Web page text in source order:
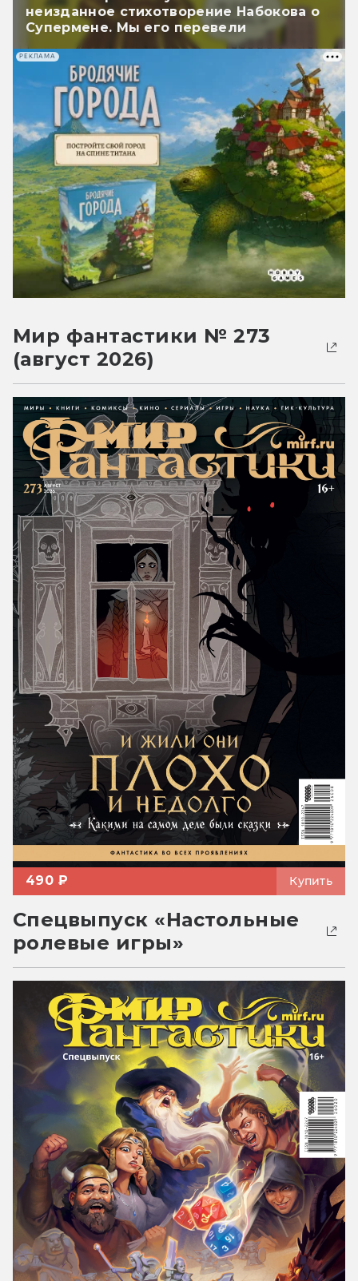
неизданное стихотворение Набокова о
Супермене. Мы его перевели
РЕКЛАМА
Мир фантастики № 273
(август 2026)
490 ₽ Купить
Спецвыпуск «Настольные
ролевые игры»